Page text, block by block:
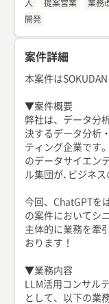
入
提案営業 業務
開発
案件詳細
本案件は
▼案件概要
弊社は、データ分
決するデータ分析
ティング企業です
のデータサイエン
ル集団が､ビジネ
今回、ChatGPTを
の案件においてシ
主体的に業務を牽
おります！
▼業務内容
LLM活用コンサル
として、以下の業